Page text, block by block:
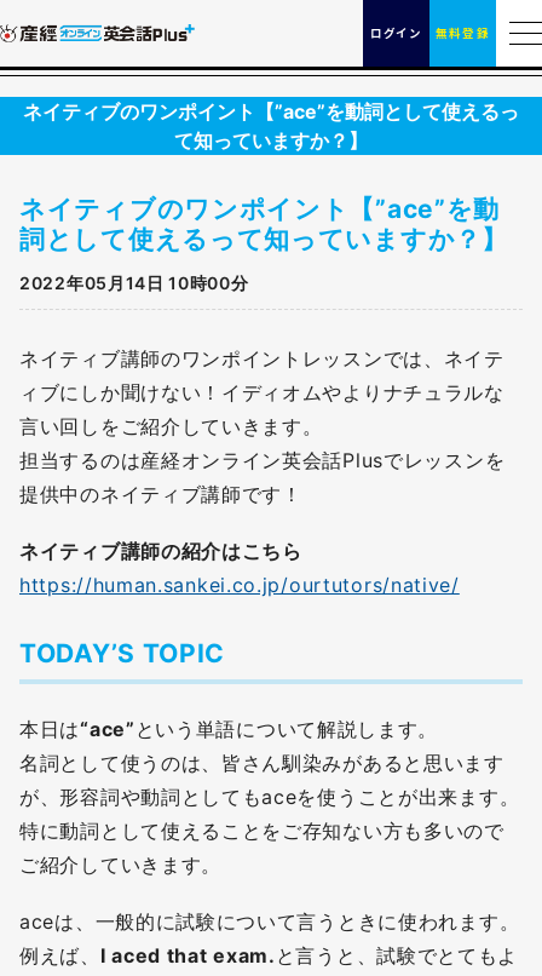
ログイン 無料登録
ネイティブのワンポイント【”ace”を動詞として使えるっ
て知っていますか？】
ネイティブのワンポイント【”ace”を動
詞として使えるって知っていますか？】
2022年05月14日 10時00分
ネイティブ講師のワンポイントレッスンでは、ネイテ
ィブにしか聞けない！イディオムやよりナチュラルな
言い回しをご紹介していきます。
担当するのは産経オンライン英会話Plusでレッスンを
提供中のネイティブ講師です！
ネイティブ講師の紹介はこちら
https://human.sankei.co.jp/ourtutors/native/
TODAY’S TOPIC
本日は“ace” という単語について解説します。
名詞として使うのは、皆さん馴染みがあると思います
が、形容詞や動詞としてもaceを使うことが出来ます。
特に動詞として使えることをご存知ない方も多いので
ご紹介していきます。
aceは、一般的に試験について言うときに使われます。
例えば、 I aced that exam. と言うと、試験でとてもよ